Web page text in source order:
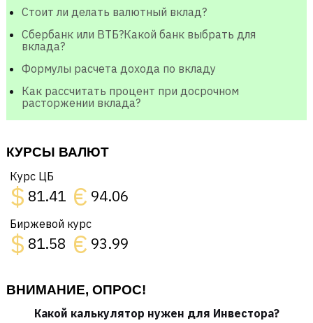
Стоит ли делать валютный вклад?
Сбербанк или ВТБ?Какой банк выбрать для
вклада?
Формулы расчета дохода по вкладу
Как рассчитать процент при досрочном
расторжении вклада?
КУРСЫ ВАЛЮТ
Курс ЦБ
$ 81.41 € 94.06
Биржевой курс
$ 81.58 € 93.99
ВНИМАНИЕ, ОПРОС!
Какой калькулятор нужен для Инвестора?